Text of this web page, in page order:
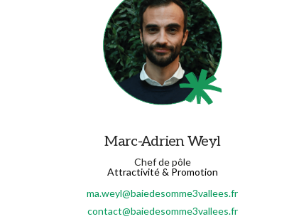
Marc-Adrien Weyl
Chef de pôle
Attractivité & Promotion
ma.weyl@baiedesomme3vallees.fr
contact@baiedesomme3vallees.fr